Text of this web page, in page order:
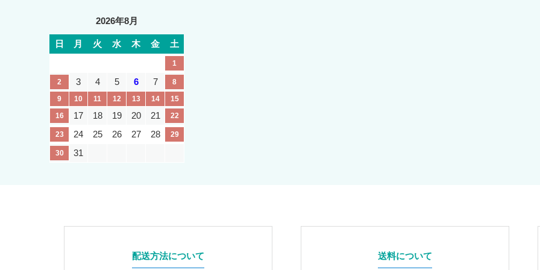
2026年8月
日 月 火 水 木 金 土
1
2 3 4 5 6 7
8
9
10 11 12 13 14
15
16
17 18 19 20 21 22
23 24 25 26 27 28 29
30 31
配送方法について 送料について